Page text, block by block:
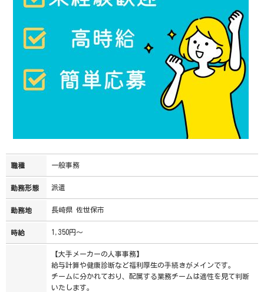
職種 一般事務
勤務形態 派遣
勤務地 長崎県 佐世保市
時給 1,350円～
【大手メーカーの人事事務】
給与計算や健康診断など福利厚生の手続きがメインです。
チームに分かれており、配属する業務チームは適性を見て判断
いたします。